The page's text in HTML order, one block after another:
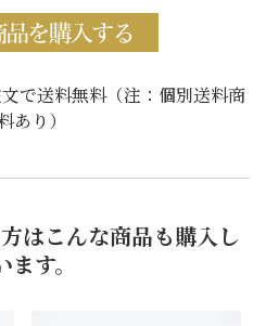
で送料無料（注：個別送料商
あり）
はこんな商品も購入し
ます。